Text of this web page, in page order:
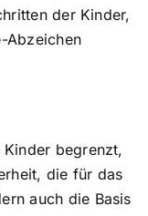
der Kinder,
Abzeichen
begrenzt,
die für das
auch die Basis